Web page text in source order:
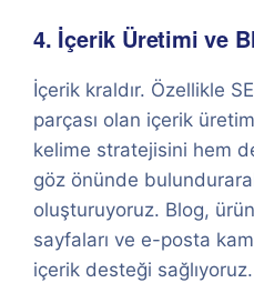
4. İçerik Üretimi ve
İçerik kraldır. Özellikle
parçası olan içerik
kelime stratejisini hem
göz önünde
oluşturuyoruz. Blog,
sayfaları ve e-posta
içerik desteği sağlıyoruz.